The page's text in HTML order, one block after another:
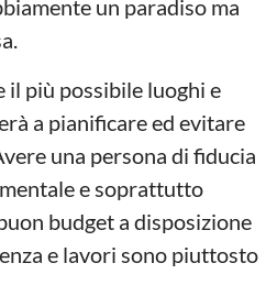
un paradiso ma
il più possibile luoghi e
a pianificare ed evitare
una persona di fiducia
e soprattutto
budget a disposizione
e lavori sono piuttosto